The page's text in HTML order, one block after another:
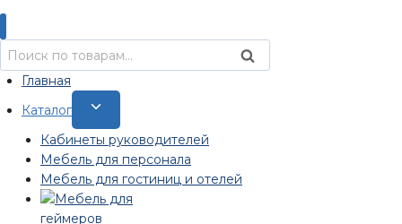
Искать: Поиск
Главная
Каталог
Переключить
дочернее
меню
Кабинеты руководителей
Мебель для персонала
Мебель для гостиниц и отелей